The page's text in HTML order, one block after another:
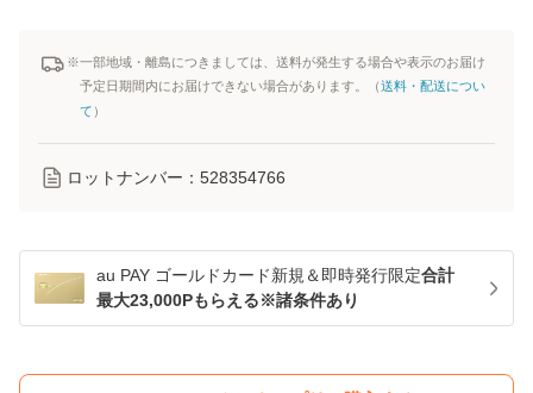
※一部地域・離島につきましては、送料が発生する場合や表示のお届け
予定日期間内にお届けできない場合があります。（送料・配送につい
て ）
ロットナンバー： 528354766
au PAY ゴールドカード新規＆即時発行限定合計
最大23,000Pもらえる※諸条件あり